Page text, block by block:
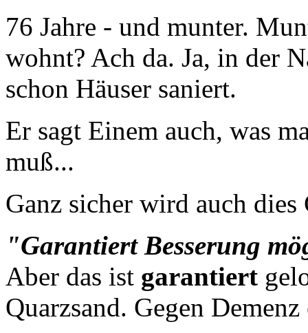
76 Jahre - und munter.
wohnt? Ach da. Ja, in der
schon Häuser saniert.
Er sagt Einem auch, was
muß...
Ganz sicher wird auch dies
"Garantiert Besserung
Aber das ist garantiert
Quarzsand. Gegen